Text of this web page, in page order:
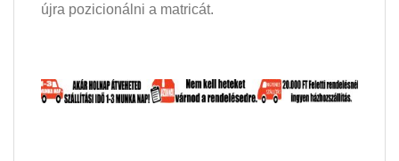
újra pozicionálni a matricát.